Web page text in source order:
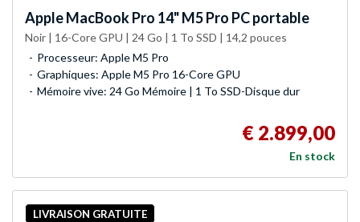
AppleMacBook Pro 14" M5 Pro PC portable
Noir | 16-Core GPU | 24 Go | 1 To SSD | 14,2 pouces
Processeur: Apple M5 Pro
Graphiques: Apple M5 Pro 16-Core GPU
Mémoire vive: 24 Go Mémoire | 1 To SSD-Disque dur
€ 2.899,00
En stock
LIVRAISON GRATUITE